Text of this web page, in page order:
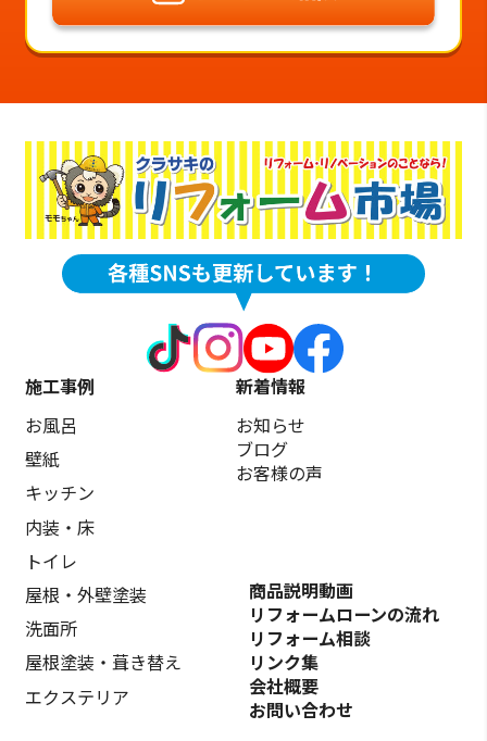
施工事例
お風呂
壁紙
キッチン
内装・床
トイレ
屋根・外壁塗装
洗面所
屋根塗装・葺き替え
エクステリア
新着情報
お知らせ
ブログ
お客様の声
商品説明動画
リフォームローンの流れ
リフォーム相談
リンク集
会社概要
お問い合わせ